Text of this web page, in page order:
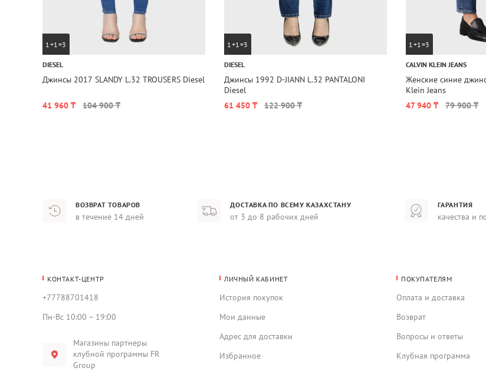
1+1=3
DIESEL
Джинсы 2017 SLANDY L.32 TROUSERS Diesel
41 960 ₸ 104 900 ₸
1+1=3
DIESEL
Джинсы 1992 D-JIANN L.32 PANTALONI
Diesel
61 450 ₸
122 900 ₸
1+1=3
CALVIN KLEIN JEANS
Женские синие
Klein Jeans
47 940 ₸
79 900 ₸
ВОЗВРАТ ТОВАРОВ
в течение 14 дней
ДОСТАВКА ПО ВСЕМУ КАЗАХСТАНУ
от 3 до 8 рабочих дней
ГАРАНТИЯ
качества и
КОНТАКТ-ЦЕНТР
+77788701418
Пн-Вс 10:00 – 19:00
Магазины партнеры
клубной программы FR
Group
ЛИЧНЫЙ КАБИНЕТ
История покупок
Мои данные
Адрес для доставки
Избранное
ПОКУПАТЕЛЯМ
Оплата и доставка
Возврат
Вопросы и ответы
Клубная программа